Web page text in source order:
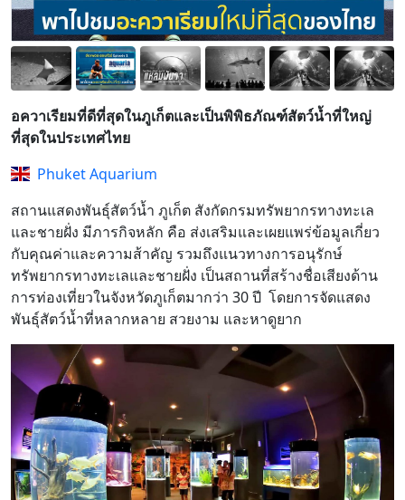
อควาเรียมที่ดีที่สุดในภูเก็ตและเป็นพิพิธภัณฑ์สัตว์น้ำที่ใหญ่
ที่สุดในประเทศไทย
Phuket Aquarium
สถานแสดงพันธุ์สัตว์น้ำ ภูเก็ต สังกัดกรมทรัพยากรทางทะเล
และชายฝั่ง มีภารกิจหลัก คือ ส่งเสริมและเผยแพร่ข้อมูลเกี่ยว
กับคุณค่าและความส้าคัญ รวมถึงแนวทางการอนุรักษ์
ทรัพยากรทางทะเลและชายฝั่ง เป็นสถานที่สร้างชื่อเสียงด้าน
การท่องเที่ยวในจังหวัดภูเก็ตมากว่า 30 ปี โดยการจัดแสดง
พันธุ์สัตว์นํ้าที่หลากหลาย สวยงาม และหาดูยาก